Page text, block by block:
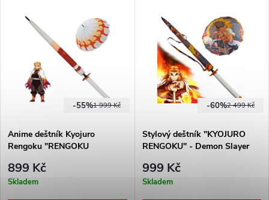
rukojeti katany s gumovým
opletem.
vzhledem rukojeti katany s
gumovým opletem.
1 999 Kč
-55%
Anime deštník Kyojuro
Rengoku "RENGOKU
899 Kč
Skladem
2 499 Kč
-60%
Stylový deštník "KYOJURO
RENGOKU" - Demon Slayer
999 Kč
Skladem